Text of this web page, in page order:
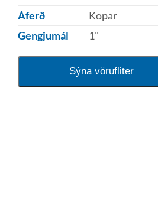
Áferð
Kopar
Gengjumál
1"
Sýna vörufliter